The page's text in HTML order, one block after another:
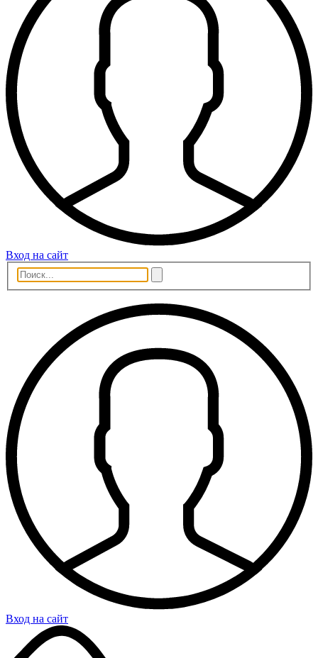
Вход на сайт
Вход на сайт